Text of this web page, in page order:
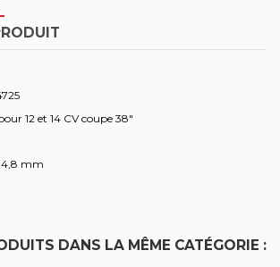
12 et 14 CV coupe 38"
mm
DANS LA MÊME CATÉGORIE :